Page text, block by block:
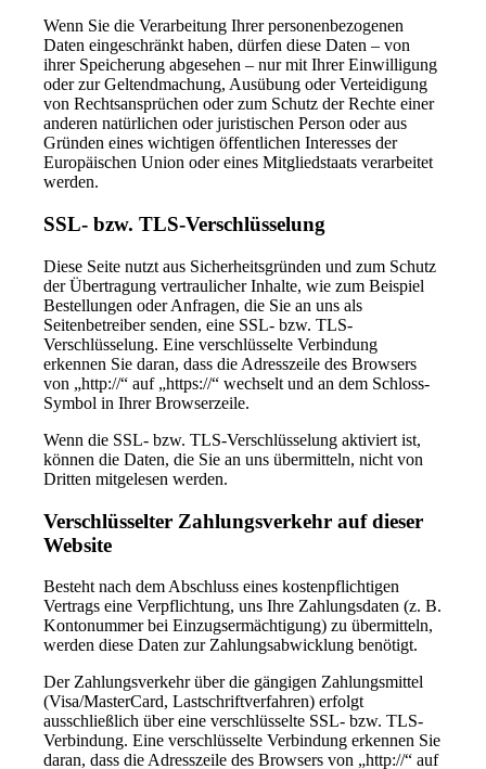
Wenn Sie die Verarbeitung Ihrer personenbezogenen
Daten eingeschränkt haben, dürfen diese Daten – von
ihrer Speicherung abgesehen – nur mit Ihrer Einwilligung
oder zur Geltendmachung, Ausübung oder Verteidigung
von Rechtsansprüchen oder zum Schutz der Rechte einer
anderen natürlichen oder juristischen Person oder aus
Gründen eines wichtigen öffentlichen Interesses der
Europäischen Union oder eines Mitgliedstaats verarbeitet
werden.
SSL- bzw. TLS-Verschlüsselung
Diese Seite nutzt aus Sicherheitsgründen und zum Schutz
der Übertragung vertraulicher Inhalte, wie zum Beispiel
Bestellungen oder Anfragen, die Sie an uns als
Seitenbetreiber senden, eine SSL- bzw. TLS-
Verschlüsselung. Eine verschlüsselte Verbindung
erkennen Sie daran, dass die Adresszeile des Browsers
von „http://“ auf „https://“ wechselt und an dem Schloss-
Symbol in Ihrer Browserzeile.
Wenn die SSL- bzw. TLS-Verschlüsselung aktiviert ist,
können die Daten, die Sie an uns übermitteln, nicht von
Dritten mitgelesen werden.
Verschlüsselter Zahlungsverkehr auf dieser
Website
Besteht nach dem Abschluss eines kostenpflichtigen
Vertrags eine Verpflichtung, uns Ihre Zahlungsdaten (z. B.
Kontonummer bei Einzugsermächtigung) zu übermitteln,
werden diese Daten zur Zahlungsabwicklung benötigt.
Der Zahlungsverkehr über die gängigen Zahlungsmittel
(Visa/MasterCard, Lastschriftverfahren) erfolgt
ausschließlich über eine verschlüsselte SSL- bzw. TLS-
Verbindung. Eine verschlüsselte Verbindung erkennen Sie
daran, dass die Adresszeile des Browsers von „http://“ auf